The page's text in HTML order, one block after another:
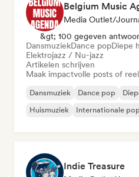
Belgium Music
Media Outlet/
&gt; 100 gegeven
DansmuziekDance popDiepe
Elektrojazz / Nu-jazz
Artikelen schrijven
Maak impactvolle posts of
Dansmuziek Dance pop
Huismuziek
Internationale pop
Indie Treasure